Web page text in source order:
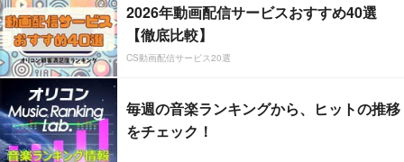
2026年動画配信サービスおすすめ40選
【徹底比較】
CS動画配信サービス20選
毎週の音楽ランキングから、ヒットの推移
をチェック！